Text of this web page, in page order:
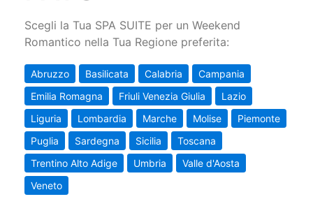
Scegli la Tua SPA SUITE per un Weekend
Romantico nella Tua Regione preferita:
Abruzzo Basilicata Calabria
Campania
Emilia Romagna
Friuli Venezia Giulia
Lazio
Liguria
Lombardia Marche Molise
Piemonte
Puglia
Sardegna Sicilia
Toscana
Trentino Alto Adige
Umbria
Valle d'Aosta
Veneto